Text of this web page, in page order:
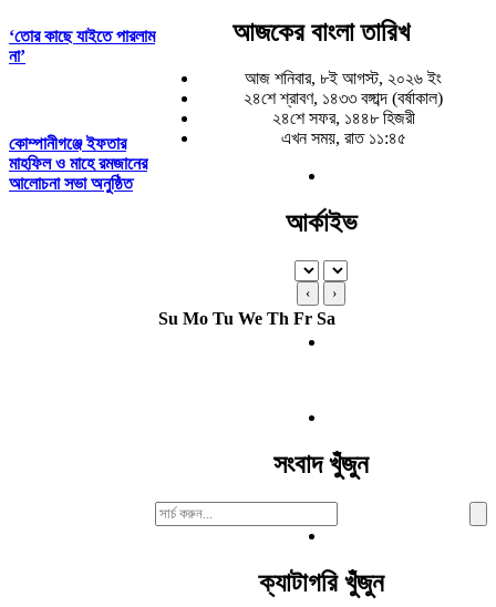
‘তোর কাছে যাইতে পারলাম
না’
কোম্পানীগঞ্জে ইফতার
মাহফিল ও মাহে রমজানের
আলোচনা সভা অনুষ্ঠিত
আজকের বাংলা তারিখ
আজ শনিবার, ৮ই আগস্ট, ২০২৬ ইং
২৪শে শ্রাবণ, ১৪৩৩ বঙ্গাব্দ (বর্ষাকাল)
২৪শে সফর, ১৪৪৮ হিজরী
এখন সময়, রাত ১১:৪৫
আর্কাইভ
‹ ›
Su Mo Tu We Th Fr Sa
সংবাদ খুঁজুন
Search
For:
ক্যাটাগরি খুঁজুন